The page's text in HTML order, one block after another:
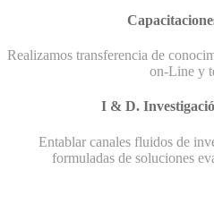
Realizamos transferencia de
on-Line y
I & D.
Entablar canales fluidos de
formuladas de soluciones